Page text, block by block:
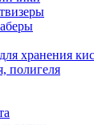
хранения
полигеля